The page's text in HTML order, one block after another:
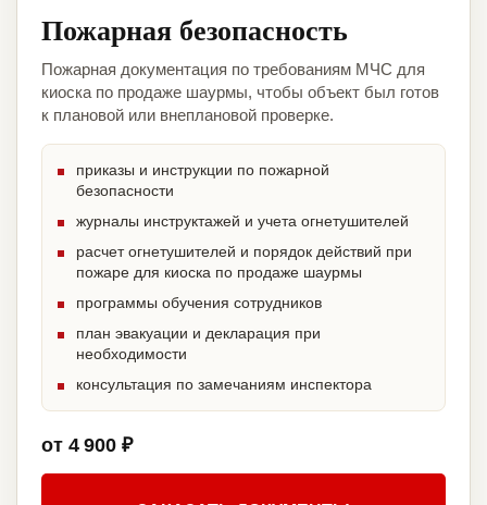
Пожарная безопасность
Пожарная документация по требованиям МЧС для
киоска по продаже шаурмы, чтобы объект был готов
к плановой или внеплановой проверке.
приказы и инструкции по пожарной
безопасности
журналы инструктажей и учета огнетушителей
расчет огнетушителей и порядок действий при
пожаре для киоска по продаже шаурмы
программы обучения сотрудников
план эвакуации и декларация при
необходимости
консультация по замечаниям инспектора
от 4 900 ₽